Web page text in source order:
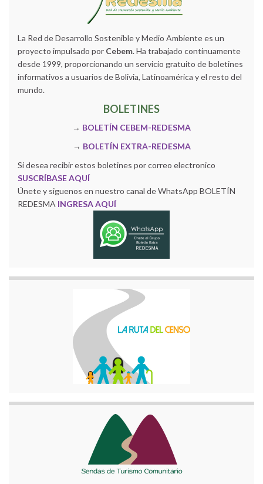
La Red de Desarrollo Sostenible y Medio Ambiente es un
proyecto impulsado por Cebem. Ha trabajado continuamente
desde 1999, proporcionando un servicio gratuito de boletines
informativos a usuarios de Bolivia, Latinoamérica y el resto del
mundo.
BOLETINES
→ BOLETÍN CEBEM-REDESMA
→ BOLETÍN EXTRA-REDESMA
Si desea recibir estos boletines por correo electronico
SUSCRÍBASE AQUÍ
Únete y siguenos en nuestro canal de WhatsApp BOLETÍN
REDESMA INGRESA AQUÍ